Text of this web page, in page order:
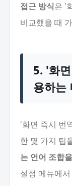
접근 방식은 '
비교했을 때
5. '화
용하는
'화면 즉시 번
한 몇 가지 팁
는 언어 조합
설정 메뉴에